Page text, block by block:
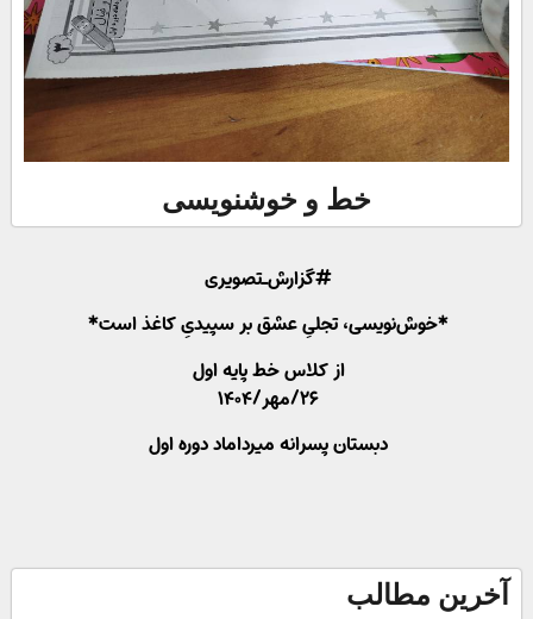
خط و خوشنویسی
#گزارش_تصویری
*خوش‌نویسی، تجلیِ عشق بر سپیدیِ کاغذ است*
از کلاس خط پایه اول
۲۶/مهر/۱۴۰۴
دبستان پسرانه میرداماد دوره اول
آخرین مطالب